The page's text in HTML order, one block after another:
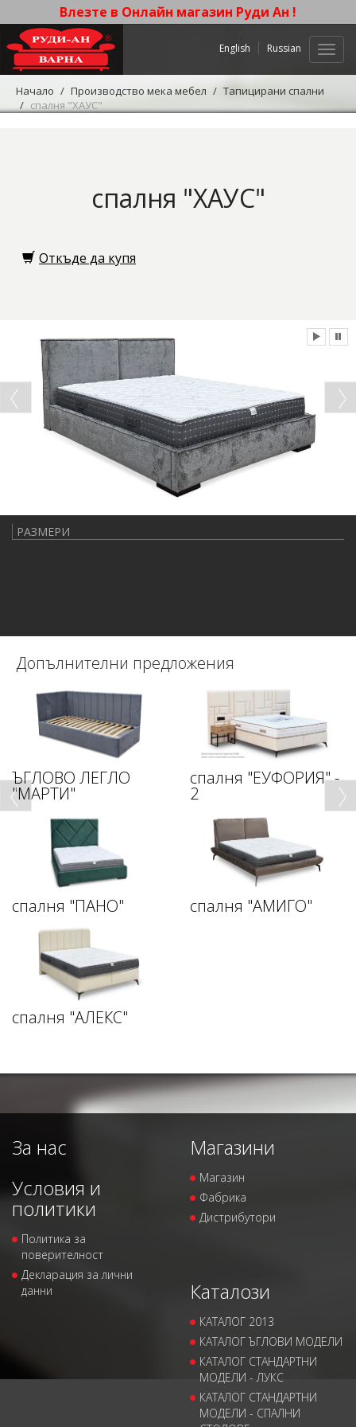
Влезте в Онлайн магазин Руди Ан !
English Russian
Начало Производство мека мебел
Тапицирани спални
спалня "ХАУС"
спалня "ХАУС"
Откъде да купя
РАЗМЕРИ
Допълнителни предложения
ЪГЛОВО ЛЕГЛО
"МАРТИ"
спалня "ЕУФОРИЯ" -
2
спалня "ПАНО" спалня "АМИГО"
спалня "АЛЕКС"
За нас
Условия и
политики
Политика за
поверителност
Декларация за лични
данни
Магазини
Магазин
Фабрика
Дистрибутори
Каталози
КАТАЛОГ 2013
КАТАЛОГ ЪГЛОВИ МОДЕЛИ
КАТАЛОГ СТАНДАРТНИ
МОДЕЛИ - ЛУКС
КАТАЛОГ СТАНДАРТНИ
МОДЕЛИ - СПАЛНИ